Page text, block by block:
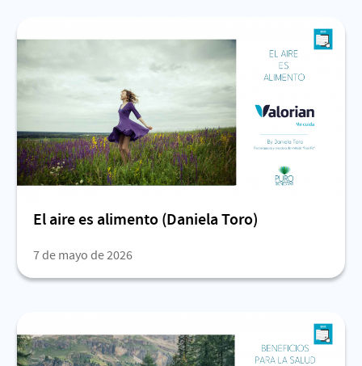
El aire es alimento (Daniela Toro)
7 de mayo de 2026